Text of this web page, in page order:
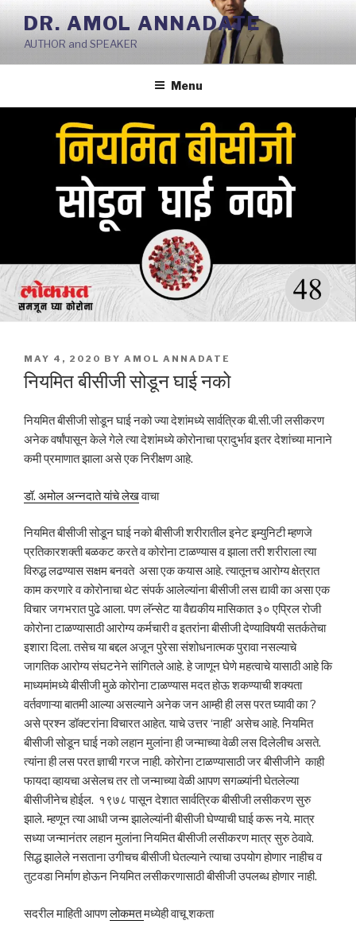
Skip
content
DR. AMOL ANNADATE
AUTHOR and SPEAKER
Menu
POSTED
ON
MAY 4, 2020 BY AMOL ANNADATE
नियमित बीसीजी सोडून घाई नको
नियमित बीसीजी सोडून घाई नको ज्या देशांमध्ये सार्वत्रिक बी.सी.जी लसीकरण
अनेक वर्षांपासून केले गेले त्या देशांमध्ये कोरोनाचा प्रादुर्भाव इतर देशांच्या मानाने
कमी प्रमाणात झाला असे एक निरीक्षण आहे.
डॉ. अमोल अन्नदाते यांचे लेखवाचा
नियमित बीसीजी सोडून घाई नको बीसीजी शरीरातील इनेट इम्युनिटी म्हणजे
प्रतिकारशक्ती बळकट करते व कोरोना टाळण्यास व झाला तरी शरीराला त्या
विरुद्ध लढण्यास सक्षम बनवते असा एक कयास आहे. त्यातूनच आरोग्य क्षेत्रात
काम करणारे व कोरोनाचा थेट संपर्क आलेल्यांना बीसीजी लस द्यावी का असा एक
विचार जगभरात पुढे आला. पण लॅन्सेट या वैद्यकीय मासिकात ३० एप्रिल रोजी
कोरोना टाळण्यासाठी आरोग्य कर्मचारी व इतरांना बीसीजी देण्याविषयी सतर्कतेचा
इशारा दिला. तसेच या बद्दल अजून पुरेसा संशोधनात्मक पुरावा नसल्याचे
जागतिक आरोग्य संघटनेने सांगितले आहे. हे जाणून घेणे महत्वाचे यासाठी आहे कि
माध्यमांमध्ये बीसीजी मुळे कोरोना टाळण्यास मदत होऊ शकण्याची शक्यता
वर्तवणाऱ्या बातमी आल्या असल्याने अनेक जन आम्ही ही लस परत घ्यावी का ?
असे प्रश्न डॉक्टरांना विचारत आहेत. याचे उत्तर ‘नाही’ असेच आहे. नियमित
बीसीजी सोडून घाई नको लहान मुलांना ही जन्माच्या वेळी लस दिलेलीच असते.
त्यांना ही लस परत ज्ञाची गरज नाही. कोरोना टाळण्यासाठी जर बीसीजीने काही
फायदा व्हायचा असेलच तर तो जन्माच्या वेळी आपण सगळ्यांनी घेतलेल्या
बीसीजीनेच होईल. १९७८ पासून देशात सार्वत्रिक बीसीजी लसीकरण सुरु
झाले. म्हणून त्या आधी जन्म झालेल्यांनी बीसीजी घेण्याची घाई करू नये. मात्र
सध्या जन्मानंतर लहान मुलांना नियमित बीसीजी लसीकरण मात्र सुरु ठेवावे.
सिद्ध झालेले नसताना उगीचच बीसीजी घेतल्याने त्याचा उपयोग होणार नाहीच व
तुटवडा निर्माण होऊन नियमित लसीकरणासाठी बीसीजी उपलब्ध होणार नाही.
सदरील माहिती आपणलोकमतमध्येही वाचू शकता